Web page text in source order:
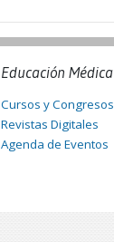
Educación Médica
Cursos y Congresos
Revistas Digitales
Agenda de Eventos